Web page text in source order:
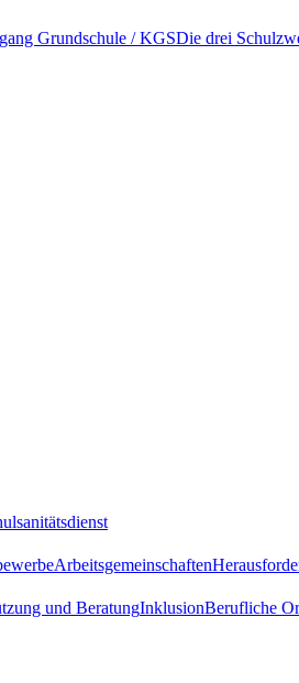
Grundschule / KGSDie drei
Arbeitsgemeinschaften
und BeratungInklusionBerufliche